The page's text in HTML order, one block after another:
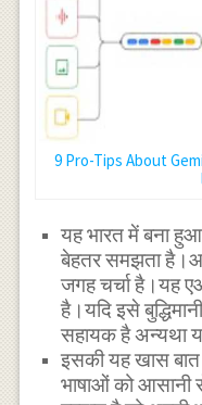
9 Pro-Tips About
यह भारत में बना हुआ
बेहतर समझता
जगह चर्चा है।यह
है।यदि इसे
सहायक है अन्यथा
इसकी यह खास बात
भाषाओं को